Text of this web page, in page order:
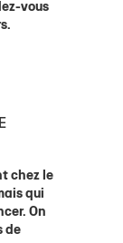
vous
chez le
qui
On
de